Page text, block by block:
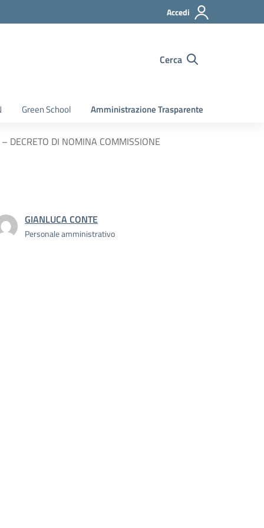
Accedi
Cerca
Green School Amministrazione Trasparente
DECRETO DI NOMINA COMMISSIONE
GIANLUCA CONTE
Personale amministrativo